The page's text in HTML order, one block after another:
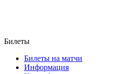
Билеты
Билеты на матчи
Информация